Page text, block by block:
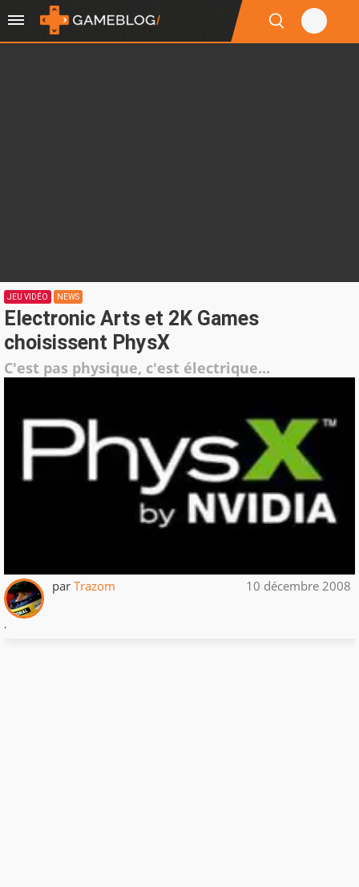
JEU VIDÉO NEWS
Electronic Arts et 2K Games
choisissent PhysX
C'est pas physique, c'est électrique...
par Trazom 10 décembre 2008
.